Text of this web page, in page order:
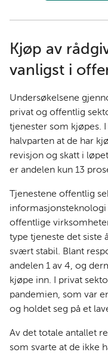
Kjøp av
vanligst i
Undersøkelsene
privat og offentlig
tjenester som kjøpes.
halvparten at de har
revisjon og skatt i
er andelen kun 13
Tjenestene offentlig
offentlige
type tjeneste det siste
svært stabil. Blant
andelen 1 av 4, og
kjøpe inn. I privat
pandemien, som var
og holdet seg på et
Av det totale antallet
som svarte at de ikke